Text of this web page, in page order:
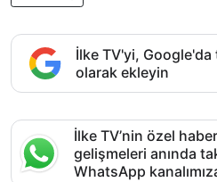
İlke TV'yi,
olarak ekleyin
İlke TV’nin özel
gelişmeleri anında
WhatsApp